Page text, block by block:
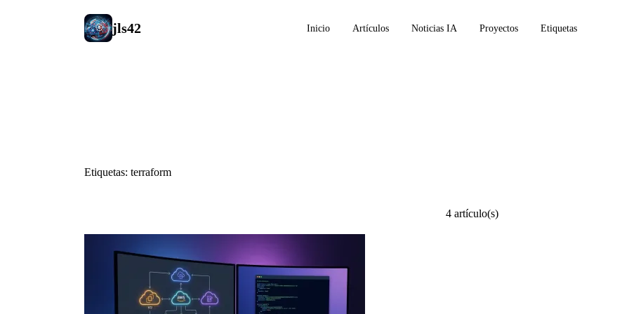
jls42 Inicio Artículos Noticias IA Proyectos Etiquetas
Etiquetas: terraform
4 artículo(s)